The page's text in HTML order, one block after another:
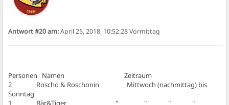
Antwort #20 am:April 25, 2018, 10:52:28 Vormittag
Personen Namen Zeitraum
2 Roscho & Roschonin Mittwoch (nachmittag) bis
Sonntag
1 Bär&Tiger " " " "